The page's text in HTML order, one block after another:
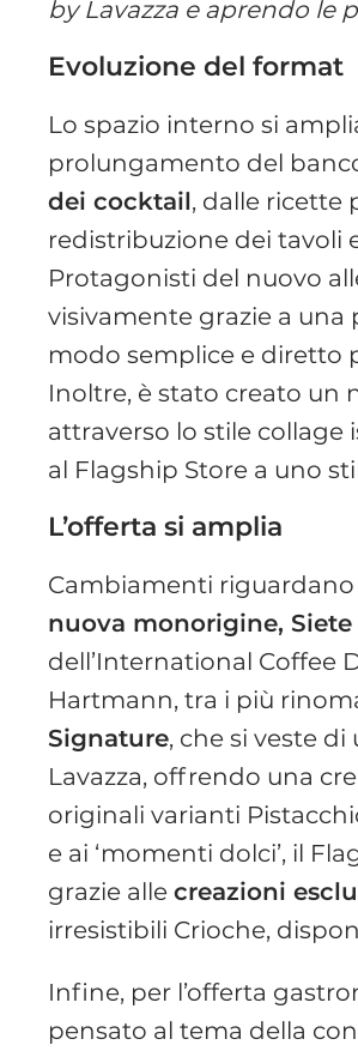
by Lavazza e aprendo le
Evoluzione del format
Lo spazio interno si
prolungamento del
dei cocktail, dalle ricette
redistribuzione dei tavoli
Protagonisti del nuovo
visivamente grazie a una
modo semplice e diretto
Inoltre, è stato creato un
attraverso lo stile
al Flagship Store a uno
L’offerta si amplia
Cambiamenti riguardano
nuova monorigine, Siete
dell’International Coffee
Hartmann, tra i più
Signature, che si veste
Lavazza, offrendo una
originali varianti
e ai ‘momenti dolci’, il
grazie allecreazioni
irresistibili Crioche,
Infine, per l’offerta
pensato al tema della